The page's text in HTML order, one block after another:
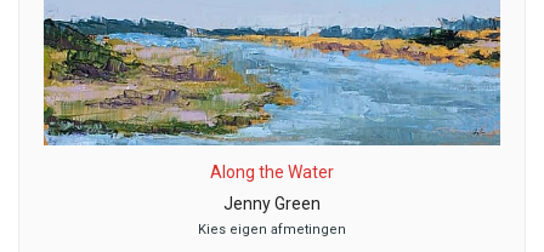
Along the Water
Jenny Green
Kies eigen afmetingen